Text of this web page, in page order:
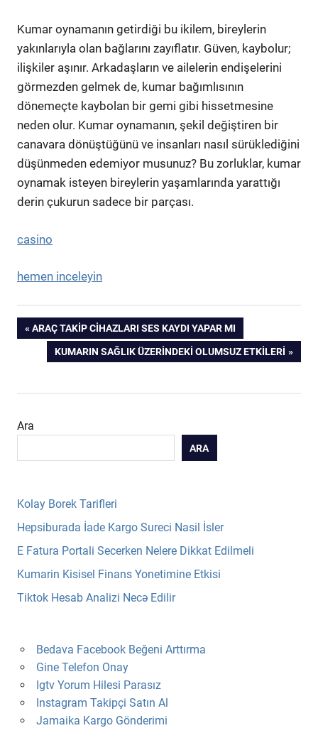
Kumar oynamanın getirdiği bu ikilem, bireylerin
yakınlarıyla olan bağlarını zayıflatır. Güven, kaybolur;
ilişkiler aşınır. Arkadaşların ve ailelerin endişelerini
görmezden gelmek de, kumar bağımlısının
dönemeçte kaybolan bir gemi gibi hissetmesine
neden olur. Kumar oynamanın, şekil değiştiren bir
canavara dönüştüğünü ve insanları nasıl sürüklediğini
düşünmeden edemiyor musunuz? Bu zorluklar, kumar
oynamak isteyen bireylerin yaşamlarında yarattığı
derin çukurun sadece bir parçası.
casino
hemen inceleyin
Yazı
gezinmesi
PREVIOUS
POST:
ARAÇ TAKIP CIHAZLARI SES KAYDI YAPAR MI
NEXT
KUMARIN SAĞLIK ÜZERINDEKI OLUMSUZ ETKILERI
Ara
ARA
Kolay Borek Tarifleri
Hepsiburada İade Kargo Sureci Nasil İsler
E Fatura Portali Secerken Nelere Dikkat Edilmeli
Kumarin Kisisel Finans Yonetimine Etkisi
Tiktok Hesab Analizi Necə Edilir
Bedava Facebook Beğeni Arttırma
Gine Telefon Onay
Igtv Yorum Hilesi Parasız
Instagram Takipçi Satın Al
Jamaika Kargo Gönderimi